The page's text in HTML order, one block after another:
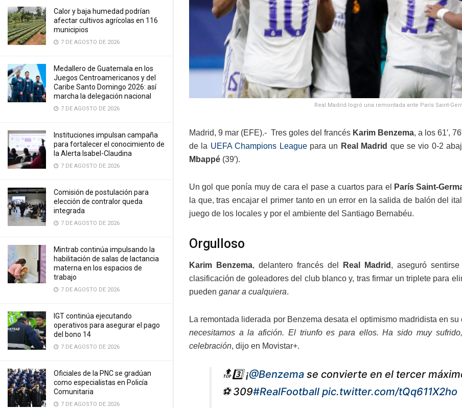
Calor y baja humedad podrían
afectar cultivos agrícolas en 116
municipios
7 DE AGOSTO DE 2026
Medallero de Guatemala en los
Juegos Centroamericanos y del
Caribe Santo Domingo 2026: así
marcha la delegación nacional
7 DE AGOSTO DE 2026
Instituciones impulsan campaña
para fortalecer el conocimiento de
la Alerta Isabel-Claudina
7 DE AGOSTO DE 2026
Comisión de postulación para
elección de contralor queda
integrada
7 DE AGOSTO DE 2026
Mintrab continúa impulsando la
habilitación de salas de lactancia
materna en los espacios de
trabajo
7 DE AGOSTO DE 2026
IGT continúa ejecutando
operativos para asegurar el pago
del bono 14
7 DE AGOSTO DE 2026
Oficiales de la PNC se gradúan
como especialistas en Policía
Comunitaria
7 DE AGOSTO DE 2026
Real Madrid logró una remontada ante París Saint-
Madrid, 9 mar (EFE).- Tres goles del francés Karim Benzema, a los 61′,
de la UEFA Champions Leaguepara un Real Madrid que se vio 0-2
Mbappé (39′).
Un gol que ponía muy de cara el pase a cuartos para el París Saint-
la que, tras encajar el primer tanto en un error en la salida de balón del
juego de los locales y por el ambiente del Santiago Bernabéu.
Orgulloso
Karim Benzema, delantero francés del Real Madrid , aseguró sentirse
clasificación de goleadores del club blanco y, tras firmar un triplete para
pueden ganar a cualquiera.
La remontada liderada por Benzema desata el optimismo madridista en
necesitamos a la afición. El triunfo es para ellos. Ha sido muy
celebración, dijo en Movistar+.
🔝3️⃣ ¡@Benzema se convierte en el tercer
⚽ 309#RealFootball pic.twitter.com/tQq611X2ho